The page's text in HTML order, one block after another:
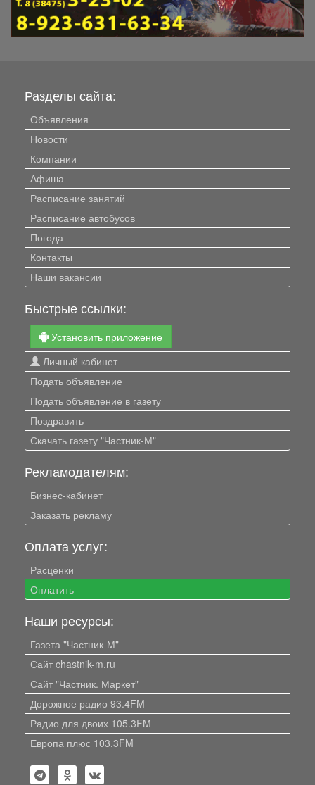
Разделы сайта:
Объявления
Новости
Компании
Афиша
Расписание занятий
Расписание автобусов
Погода
Контакты
Наши вакансии
Быстрые ссылки:
Установить приложение
Личный кабинет
Подать объявление
Подать объявление в газету
Поздравить
Скачать газету "Частник-М"
Рекламодателям:
Бизнес-кабинет
Заказать рекламу
Оплата услуг:
Расценки
Оплатить
Наши ресурсы:
Газета "Частник-М"
Сайт chastnik-m.ru
Сайт "Частник. Маркет"
Дорожное радио 93.4FM
Радио для двоих 105.3FM
Европа плюс 103.3FM